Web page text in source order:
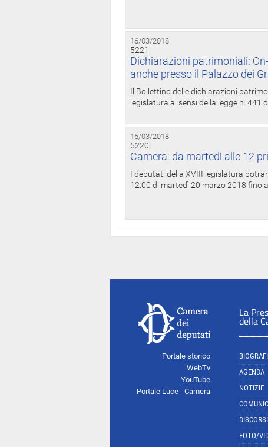
16/03/2018
5221
Dichiarazioni patrimoniali:
anche presso il Palazzo dei
Il Bollettino delle dichiarazioni
legislatura ai sensi della legge n.
15/03/2018
5220
Camera: da martedì alle 12
I deputati della XVIII legislatura
12.00 di martedì 20 marzo 2018 fino
Portale storico
WebTv
YouTube
Portale Luce - Camera
La
della
AGENDA
NOTIZIE
DISCORSI
FOTO/